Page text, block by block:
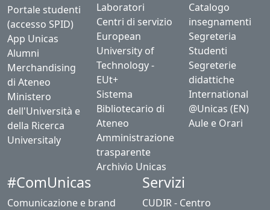
Portale studenti
(accesso SPID)
App Unicas
Alumni
Merchandising
di Ateneo
Ministero
dell'Università e
della Ricerca
Universitaly
Laboratori
Centri di servizio
European
University of
Technology -
EUt+
Sistema
Bibliotecario di
Ateneo
Amministrazione
trasparente
Archivio Unicas
Catalogo
insegnamenti
Segreteria
Studenti
Segreterie
didattiche
International
@Unicas (EN)
Aule e Orari
#ComUnicas
Comunicazione e brand
Servizi
CUDIR - Centro